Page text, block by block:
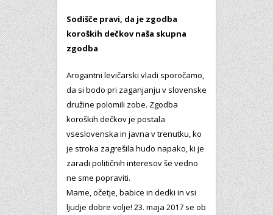
Sodišče pravi, da je zgodba
koroških dečkov naša skupna
zgodba
Arogantni levičarski vladi sporočamo,
da si bodo pri zaganjanju v slovenske
družine polomili zobe. Zgodba
koroških dečkov je postala
vseslovenska in javna v trenutku, ko
je stroka zagrešila hudo napako, ki je
zaradi političnih interesov še vedno
ne sme popraviti.
Mame, očetje, babice in dedki in vsi
ljudje dobre volje! 23. maja 2017 se ob